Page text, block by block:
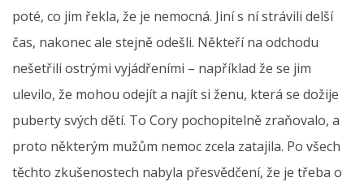
poté, co jim řekla, že je nemocná. Jiní s ní strávili delší
čas, nakonec ale stejně odešli. Někteří na odchodu
nešetřili ostrými vyjádřeními – například že se jim
ulevilo, že mohou odejít a najít si ženu, která se dožije
puberty svých dětí. To Cory pochopitelně zraňovalo, a
proto některým mužům nemoc zcela zatajila. Po všech
těchto zkušenostech nabyla přesvědčení, že je třeba o